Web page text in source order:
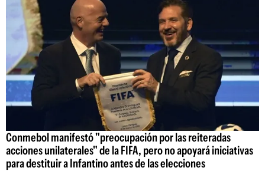
Conmebol manifestó "preocupación por las reiteradas
acciones unilaterales" de la FIFA, pero no apoyará iniciativas
para destituir a Infantino antes de las elecciones